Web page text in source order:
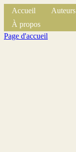
Accueil Auteurs
À propos
Page d'accueil